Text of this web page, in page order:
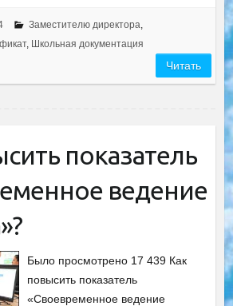
Заместителю директора,
, Школьная документация
Читать
показатель
ведение
Было просмотрено 17 439 Как
повысить показатель
«Своевременное ведение